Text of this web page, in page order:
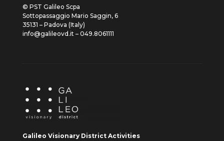
© PST Galileo Scpa
Sottopassaggio Mario Saggin, 6
35131 – Padova (Italy)
info@galileovd.it – 049.8061111
Galileo Visionary District Activities